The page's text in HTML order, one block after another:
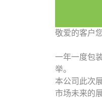
敬爱的客户
一年一度包
举。
本公司此次
市场未来的